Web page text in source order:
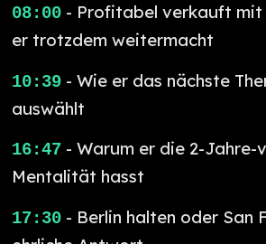
08:00 - Profitabel verkauft mit
er trotzdem weitermacht
10:39 - Wie er das nächste
auswählt
16:47 - Warum er die 2-Jahre-
Mentalität hasst
17:30 - Berlin halten oder San